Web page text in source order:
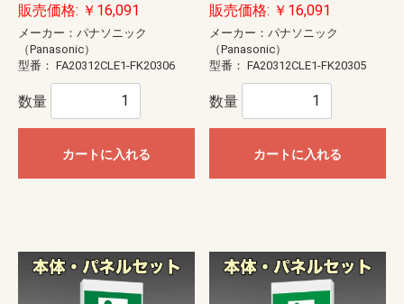
販売価格: ￥16,091
メーカー：パナソニック
（Panasonic）
型番： FA20312CLE1-FK20306
数量
カートに入れる
販売価格: ￥16,091
メーカー：パナソニック
（Panasonic）
型番： FA20312CLE1-FK20305
数量
カートに入れる